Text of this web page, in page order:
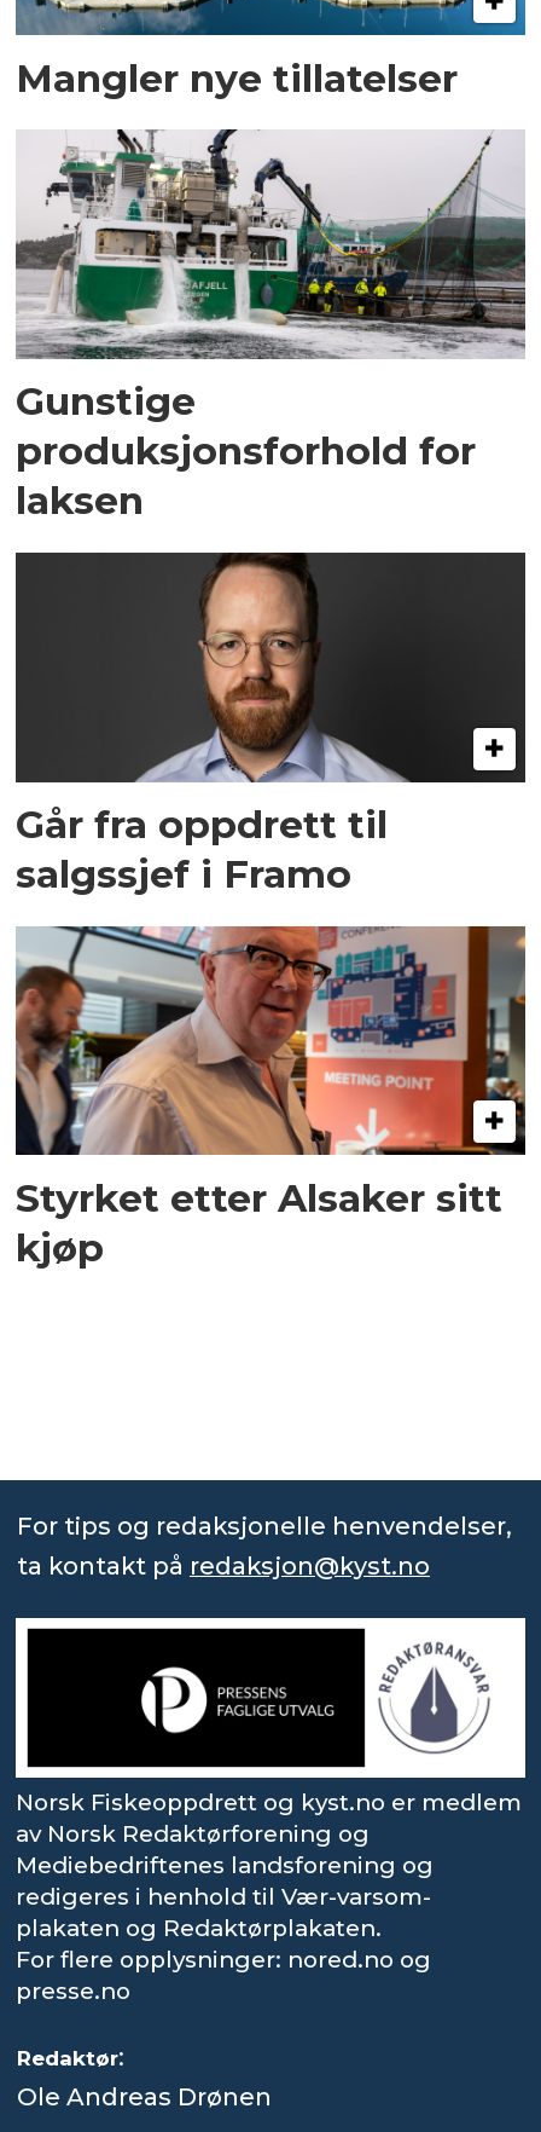
Mangler nye tillatelser
Gunstige
produksjonsforhold for
laksen
Går fra oppdrett til
salgssjef i Framo
Styrket etter Alsaker sitt
kjøp
For tips og redaksjonelle henvendelser,
ta kontakt på redaksjon@kyst.no
Norsk Fiskeoppdrett og kyst.no er medlem
av Norsk Redaktørforening og
Mediebedriftenes landsforening og
redigeres i henhold til Vær-varsom-
plakaten og Redaktørplakaten.
For flere opplysninger: nored.no og
presse.no
Redaktør:
Ole Andreas Drønen